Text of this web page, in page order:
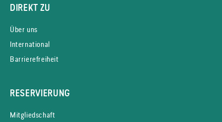
DIREKT ZU
Über uns
International
Barrierefreiheit
RESERVIERUNG
Mitgliedschaft